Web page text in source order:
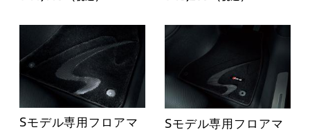
Sモデル専用フロアマ
Sモデル専用フロアマ